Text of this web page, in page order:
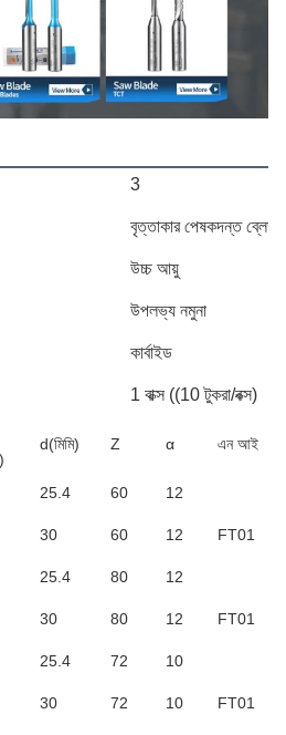
3
বৃত্তাকার পেষকদন্ত ব্লেড
উচ্চ আয়ু
উপলভ্য নমুনা
কার্বাইড
1 বাক্স ((10 টুকরা/বক্স)
d(মিমি) Z α এন আই
25.4 60 12
30 60 12 FT01
25.4 80 12
30 80 12 FT01
25.4 72 10
30 72 10 FT01